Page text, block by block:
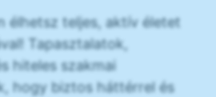
élhetsz teljes, aktív életet
Tapasztalatok,
hiteles szakmai
hogy biztos háttérrel és